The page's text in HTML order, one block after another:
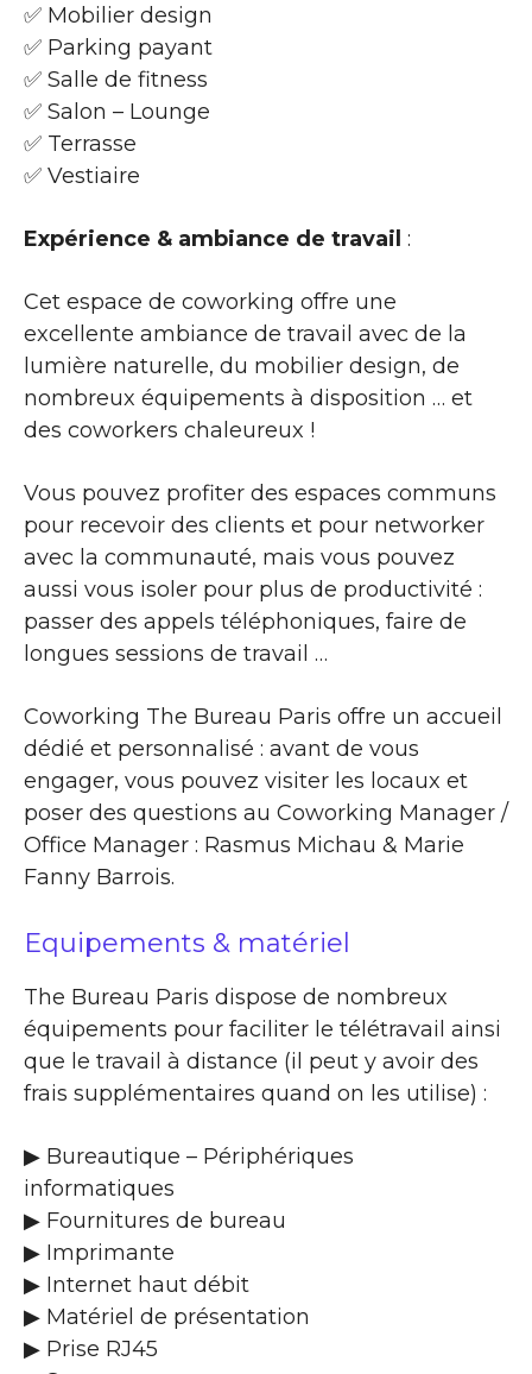
✅ Mobilier design
✅ Parking payant
✅ Salle de fitness
✅ Salon – Lounge
✅ Terrasse
✅ Vestiaire
Expérience & ambiance de travail :
Cet espace de coworking offre une
excellente ambiance de travail avec de la
lumière naturelle, du mobilier design, de
nombreux équipements à disposition … et
des coworkers chaleureux !
Vous pouvez profiter des espaces communs
pour recevoir des clients et pour networker
avec la communauté, mais vous pouvez
aussi vous isoler pour plus de productivité :
passer des appels téléphoniques, faire de
longues sessions de travail …
Coworking The Bureau Paris offre un accueil
dédié et personnalisé : avant de vous
engager, vous pouvez visiter les locaux et
poser des questions au Coworking Manager /
Office Manager : Rasmus Michau & Marie
Fanny Barrois.
Equipements & matériel
The Bureau Paris dispose de nombreux
équipements pour faciliter le télétravail ainsi
que le travail à distance (il peut y avoir des
frais supplémentaires quand on les utilise) :
▶ Bureautique – Périphériques
informatiques
▶ Fournitures de bureau
▶ Imprimante
▶ Internet haut débit
▶ Matériel de présentation
▶ Prise RJ45